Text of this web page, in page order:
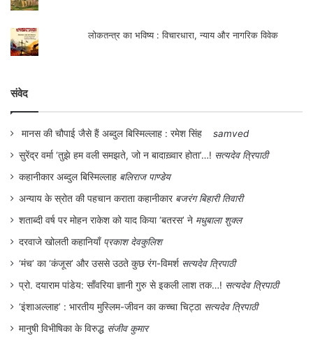
लोकतन्त्र का भविष्य : विचारधारा, न्याय और नागरिक विवेक
संवेद
मानस की चौपाई जैसे हैं अब्दुल बिस्मिल्लाह : रमेश सिंह
samved
सुरेंद्र वर्मा ‘तुझे हम वली समझते, जो न बादाख़्वार होता’…! सत्यदेव त्रिपाठी
कहानीकार अब्दुल बिस्मिल्लाह बलिराज पाण्डेय
अन्याय के स्रोत की पहचान कराता कहानीकार बजरंग बिहारी तिवारी
शताब्दी वर्ष पर मोहन राकेश को याद किया ‘बतरस’ ने मधुबाला शुक्ल
दरवाजे खोलती कहानियाँ प्रकाश देवकुलिश
‘मंच’ का ‘कंजूस’ और उससे उठते कुछ रंग-विमर्श सत्यदेव त्रिपाठी
प्रो. दयाराम पांडेय: साँवरिया ज्ञानी गुरु से इकली लाश तक…! सत्यदेव त्रिपाठी
‘इंशाअल्लाह’ : भारतीय मुस्लिम-जीवन का कच्चा चिट्ठा सत्यदेव त्रिपाठी
मानुषी विभीषिका के विरुद्ध संजीव कुमार